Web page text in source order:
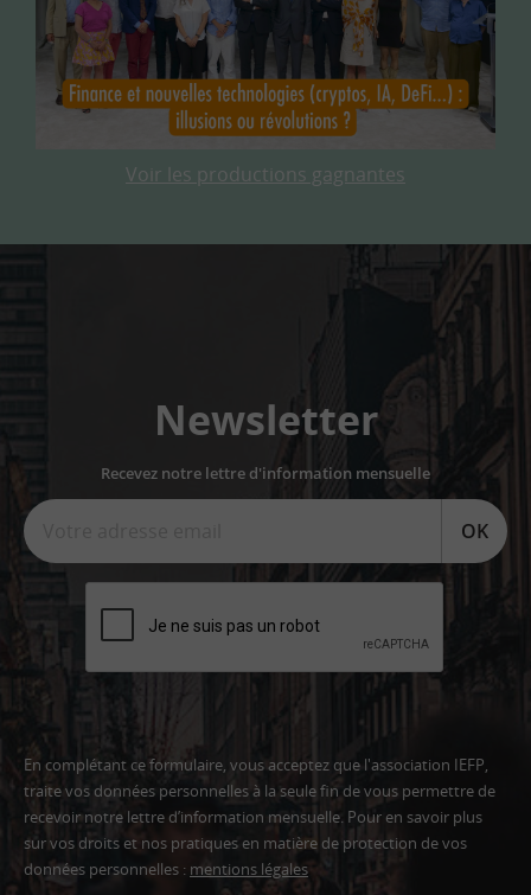
Voir les productions gagnantes
Newsletter
Recevez notre lettre d'information mensuelle
OK
En complétant ce formulaire, vous acceptez que l'association IEFP,
traite vos données personnelles à la seule fin de vous permettre de
recevoir notre lettre d’information mensuelle. Pour en savoir plus
sur vos droits et nos pratiques en matière de protection de vos
données personnelles : mentions légales